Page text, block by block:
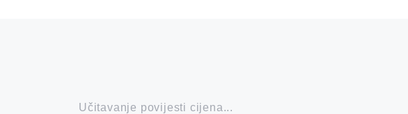
Učitavanje povijesti cijena...